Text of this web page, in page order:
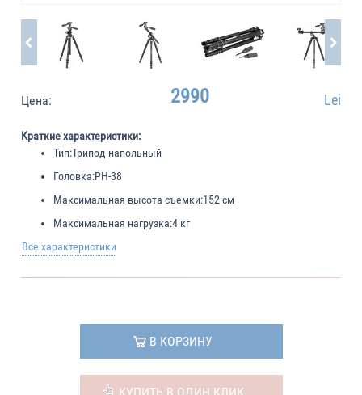
Цена: 2990 Lei
Краткие характеристики:
Тип:Трипод напольный
Головка:PH-38
Максимальная высота съемки:152 см
Максимальная нагрузка:4 кг
Все характеристики
В КОРЗИНУ
КУПИТЬ В ОДИН КЛИК